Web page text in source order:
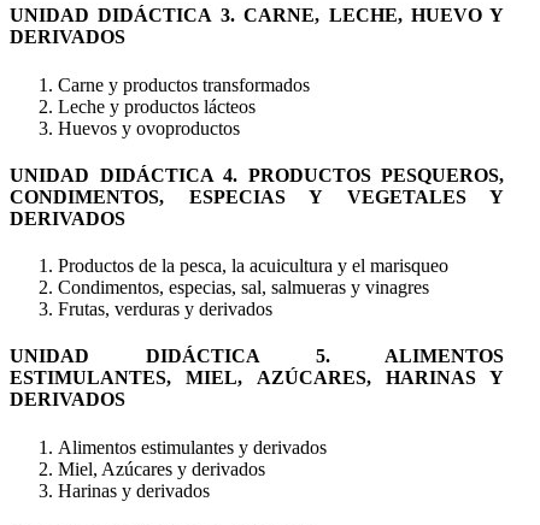
UNIDAD DIDÁCTICA 3. CARNE, LECHE, HUEVO Y
DERIVADOS
Carne y productos transformados
Leche y productos lácteos
Huevos y ovoproductos
UNIDAD DIDÁCTICA 4. PRODUCTOS PESQUEROS,
CONDIMENTOS, ESPECIAS Y VEGETALES Y
DERIVADOS
Productos de la pesca, la acuicultura y el marisqueo
Condimentos, especias, sal, salmueras y vinagres
Frutas, verduras y derivados
UNIDAD DIDÁCTICA 5. ALIMENTOS
ESTIMULANTES, MIEL, AZÚCARES, HARINAS Y
DERIVADOS
Alimentos estimulantes y derivados
Miel, Azúcares y derivados
Harinas y derivados